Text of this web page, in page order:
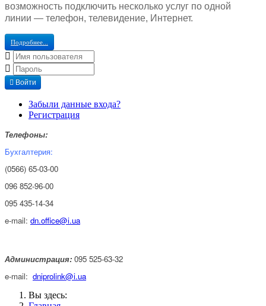
возможность подключить несколько услуг по одной
линии — телефон, телевидение, Интернет.
Подробнее...
Войти
Забыли данные входа?
Регистрация
Телефоны:
Бухгалтерия:
(0566) 65-03-00
096 852-96-00
095 435-14-34
e-mail: dn.office@i.ua
Администрация: 095 525-63-32
e-mail: dniprolink@i.ua
Вы здесь: